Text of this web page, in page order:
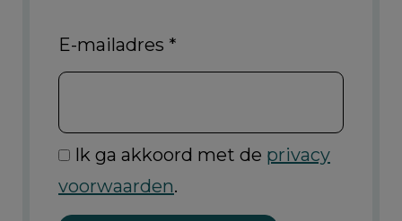
E-mailadres *
Ik ga akkoord met de privacy
voorwaarden.